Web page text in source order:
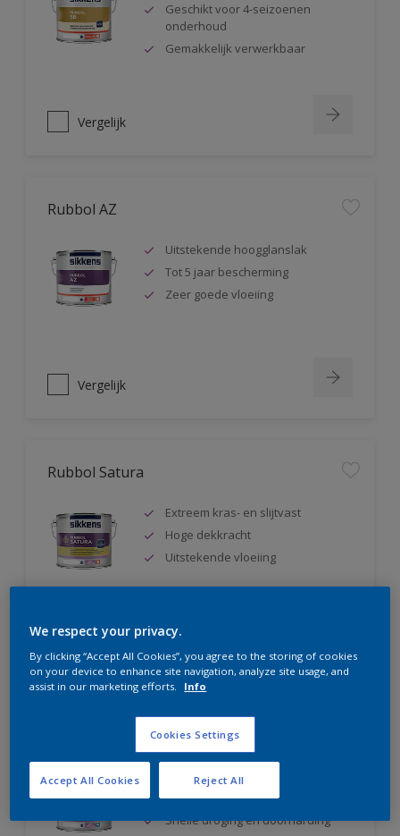
Geschikt voor 4-seizoenen
onderhoud
Gemakkelijk verwerkbaar
Vergelijk
Rubbol AZ
Uitstekende hoogglanslak
Tot 5 jaar bescherming
Zeer goede vloeiing
Vergelijk
Rubbol Satura
Extreem kras- en slijtvast
Hoge dekkracht
Uitstekende vloeiing
Rubbol BL Rezisto Satin
Extreem kras- en slijtvast
Huidvetresistente zijdeglanslak
Snelle droging en doorharding
We respect your privacy.
By clicking “Accept All Cookies”, you agree to the storing of cookies
on your device to enhance site navigation, analyze site usage, and
assist in our marketing efforts.
Info
Cookies Settings
Reject All
Accept All Cookies